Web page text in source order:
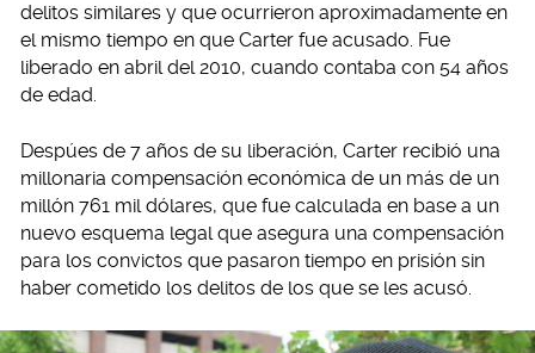
delitos similares y que ocurrieron aproximadamente en
el mismo tiempo en que Carter fue acusado. Fue
liberado en abril del 2010, cuando contaba con 54 años
de edad.
Despúes de 7 años de su liberación, Carter recibió una
millonaria compensación económica de un más de un
millón 761 mil dólares, que fue calculada en base a un
nuevo esquema legal que asegura una compensación
para los convictos que pasaron tiempo en prisión sin
haber cometido los delitos de los que se les acusó.